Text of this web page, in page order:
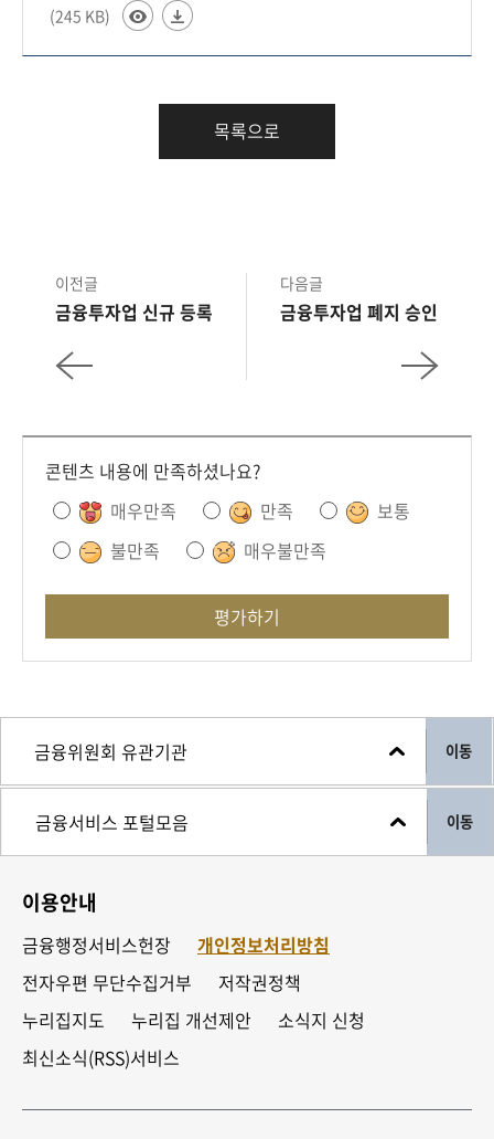
(245 KB)
목록으로
이전글
금융투자업 신규 등록
다음글
금융투자업 폐지 승인
콘텐츠 내용에 만족하셨나요?
매우만족
만족
보통
불만족
매우불만족
평가하기
이동
이동
이용안내
금융행정서비스헌장
개인정보처리방침
전자우편 무단수집거부
저작권정책
누리집지도
누리집 개선제안
소식지 신청
최신소식(RSS)서비스